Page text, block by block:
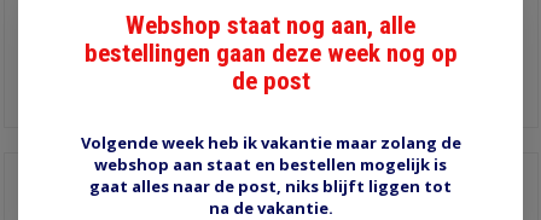
mm
krimpt 4:1, 8.0 - 2,0 mm
MWTM 25/8 krimpkous
Webshop staat nog aan, alle
bestellingen gaan deze week nog op
de post
Volgende week heb ik vakantie maar zolang de
webshop aan staat en bestellen mogelijk is
gaat alles naar de post, niks blijft liggen tot
na de vakantie.